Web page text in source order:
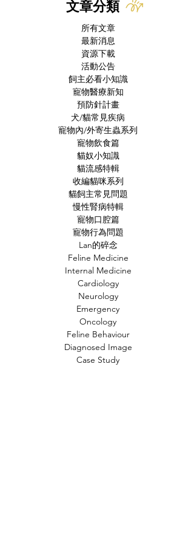
文章分類
所有文章
最新消息
資源下載
活動公告
飼主必看小知識
寵物醫療新知
預防針計畫
犬/貓常見疾病
寵物內/外寄生蟲系列
寵物飲食篇
貓奴小知識
貓流感特輯
收編貓咪系列
貓飼主常見問題
慢性腎病特輯
寵物口腔篇
寵物行為問題
Lan的碎念
Feline Medicine
Internal Medicine
Cardiology
Neurology
Emergency
Oncology
Feline Behaviour
Diagnosed Image
Case Study